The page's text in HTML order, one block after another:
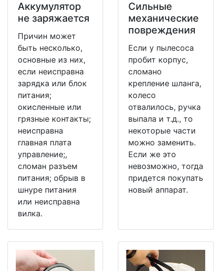
Аккумулятор
не заряжается
Причин может
быть несколько,
основные из них,
если неисправна
зарядка или блок
питания;
окисленные или
грязные контакты;
неисправна
главная плата
управление;,
сломан разъем
питания; обрыв в
шнуре питания
или неисправна
вилка.
Сильные
механические
повреждения
Если у пылесоса
пробит корпус,
сломано
крепление шланга,
колесо
отвалилось, ручка
выпала и т.д., то
некоторые части
можно заменить.
Если же это
невозможно, тогда
придется покупать
новый аппарат.